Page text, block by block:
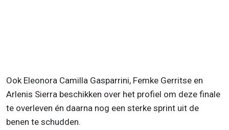
Ook Eleonora Camilla Gasparrini, Femke Gerritse en
Arlenis Sierra beschikken over het profiel om deze finale
te overleven én daarna nog een sterke sprint uit de
benen te schudden.